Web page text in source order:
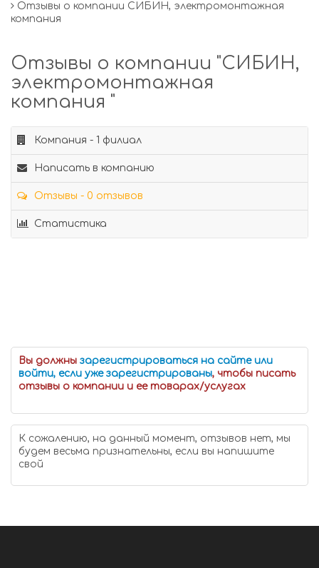
Отзывы о компании СИБИН, электромонтажная
компания
Отзывы о компании "СИБИН,
электромонтажная
компания "
Компания - 1 филиал
Написать в компанию
Отзывы - 0 отзывов
Статистика
Вы должны зарегистрироваться на сайте или
войти, если уже зарегистрированы, чтобы писать
отзывы о компании и ее товарах/услугах
К сожалению, на данный момент, отзывов нет, мы
будем весьма признательны, если вы напишите
свой